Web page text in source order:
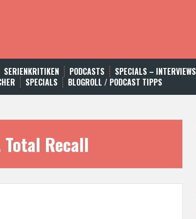
SERIENKRITIKEN PODCASTS SPECIALS – INTERVIEWS
SPECIALS BLOGROLL / PODCAST TIPPS
Recall